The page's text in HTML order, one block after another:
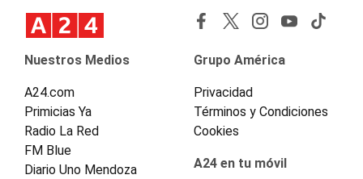
Nuestros Medios
A24.com
Primicias Ya
Radio La Red
FM Blue
Diario Uno Mendoza
Grupo América
Privacidad
Términos y Condiciones
Cookies
A24 en tu móvil